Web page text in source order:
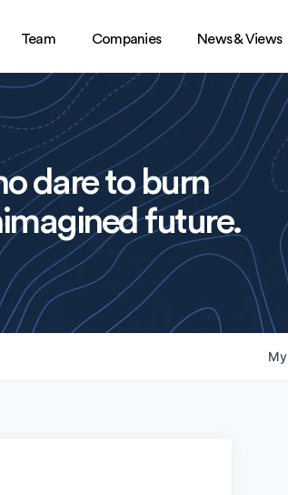
Team Companies News & Views
dare to burn
future.
My